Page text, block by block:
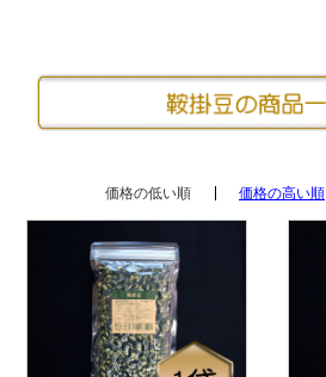
価格の低い順 価格の高い順